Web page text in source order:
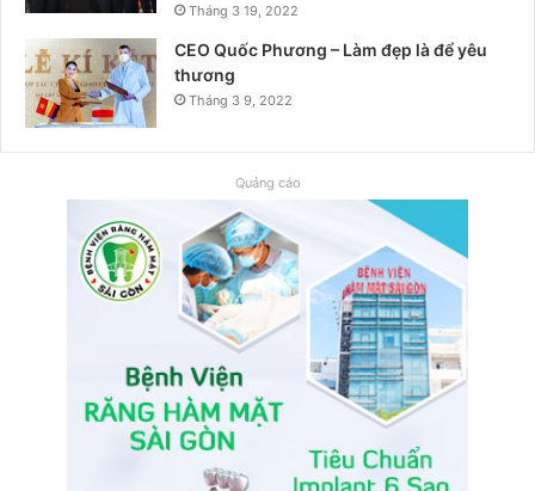
Tháng 3 19, 2022
CEO Quốc Phương – Làm đẹp là để yêu
thương
Tháng 3 9, 2022
Quảng cáo